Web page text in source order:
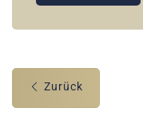
Zurück